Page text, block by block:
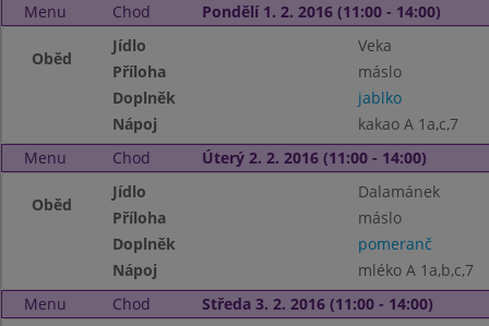
Menu Chod Pondělí 1. 2. 2016 (11:00 - 14:00)
Oběd
Jídlo
Veka
Příloha
máslo
Doplněk
jablko
Nápoj
kakao A 1a,c,7
Menu
Chod Úterý 2. 2. 2016 (11:00 - 14:00)
Oběd
Jídlo
Dalamánek
Příloha
máslo
Doplněk
pomeranč
Nápoj
mléko A 1a,b,c,7
Menu
Chod Středa 3. 2. 2016 (11:00 - 14:00)